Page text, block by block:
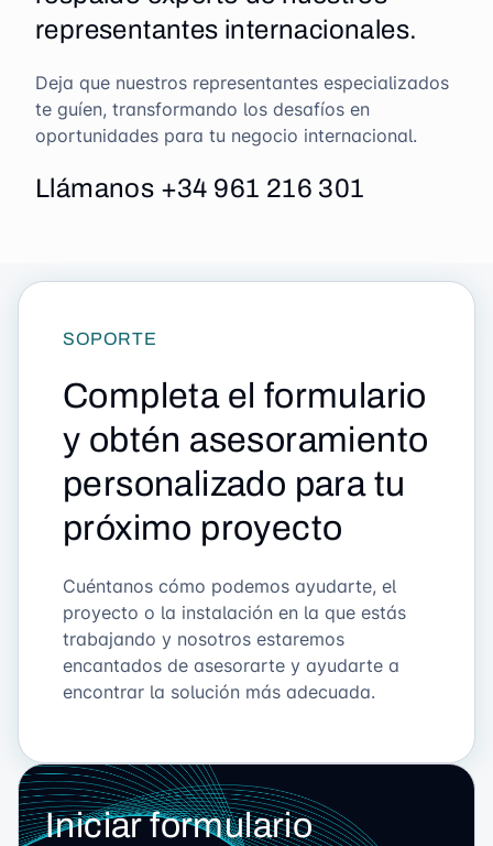
representantes internacionales.
Deja que nuestros representantes especializados
te guíen, transformando los desafíos en
oportunidades para tu negocio internacional.
Llámanos +34 961 216 301
SOPORTE
Completa el formulario
y obtén asesoramiento
personalizado para tu
próximo proyecto
Cuéntanos cómo podemos ayudarte, el
proyecto o la instalación en la que estás
trabajando y nosotros estaremos
encantados de asesorarte y ayudarte a
encontrar la solución más adecuada.
Iniciar formulario